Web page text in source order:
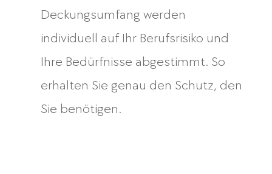
Deckungsumfang werden
individuell auf Ihr Berufsrisiko und
Ihre Bedürfnisse abgestimmt. So
erhalten Sie genau den Schutz, den
Sie benötigen.